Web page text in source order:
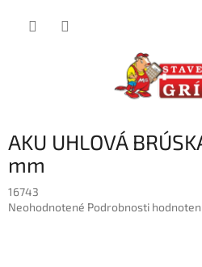
AKU UHLOVÁ
mm
16743
Priemerné
Neohodnotené Podrobnosti